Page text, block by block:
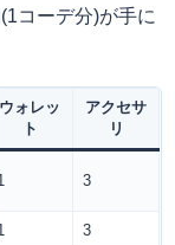
コーデ分)が手に
ウォレッ
ト
アクセサ
リ
3
3